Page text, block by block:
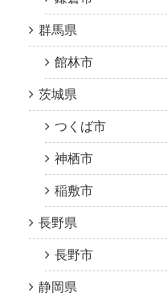
群馬県
館林市
茨城県
つくば市
神栖市
稲敷市
長野県
長野市
静岡県